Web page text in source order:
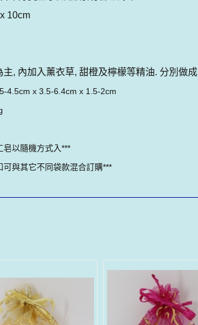
10cm
主, 內加入薰衣草, 甜橙及檸檬等精油. 分別做
4.5cm x 3.5-6.4cm x 1.5-2cm
皂以隨機方式入***
可與其它不同袋款混合訂購***